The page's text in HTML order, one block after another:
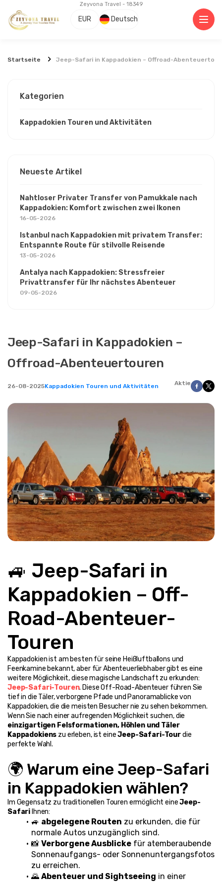
Zeyvona Travel - 18349
EUR Deutsch
Startseite Jeep-Safari in Kappadokien – Offroad-
Jeep-Safari in Kappadokien –
Offroad-Abenteuertouren
26-08-2025Kappadokien Touren und Aktivitäten Aktie
🚙 Jeep-Safari in
Kappadokien – Off-
Road-Abenteuer-
Touren
Kappadokien ist am besten für seine Heißluftballons und
Feenkamine bekannt, aber für Abenteuerliebhaber gibt es eine
Jeep-Safari-Touren. Diese Off-Road-Abenteuer führen Sie
tief in die Täler, verborgene Pfade und Panoramablicke von
Kappadokien, die die meisten Besucher nie zu sehen bekommen.
einzigartigen Felsformationen, Höhlen und Täler
Kappadokiens zu erleben, ist eine Jeep-Safari-Tour die
perfekte Wahl.
🌍 Warum eine Jeep-Safari
in Kappadokien wählen?
Im Gegensatz zu traditionellen Touren ermöglicht eine Jeep-
Safari Ihnen:
🚙 abgelegene Routen zu erkunden, die für
normale Autos unzugänglich sind.
📸 Verborgene Ausblicke für atemberaubende
Sonnenaufgangs- oder Sonnenuntergangsfotos
zu erreichen.
🌄 Abenteuer und Sightseeing in einer
Kategorien
Kappadokien Touren und Aktivitäten
Neueste Artikel
Nahtloser Privater Transfer von Pamukkale nach
Kappadokien: Komfort zwischen zwei Ikonen
16-05-2026
Istanbul nach Kappadokien mit privatem Transfer:
Entspannte Route für stilvolle Reisende
13-05-2026
Antalya nach Kappadokien: Stressfreier
Privattransfer für Ihr nächstes Abenteuer
09-05-2026